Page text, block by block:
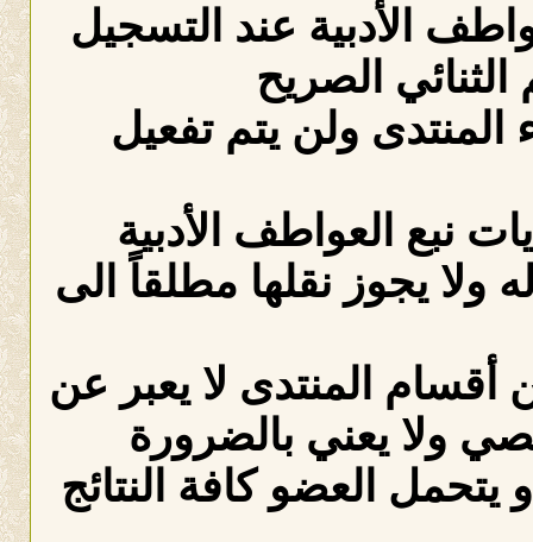
الأدبية عند التسجيل
الصريح
ولن يتم تفعيل
نبع العواطف الأدبية
ولا يجوز نقلها مطلقاً الى
المنتدى لا يعبر عن
ولا يعني بالضرورة
العضو كافة النتائج